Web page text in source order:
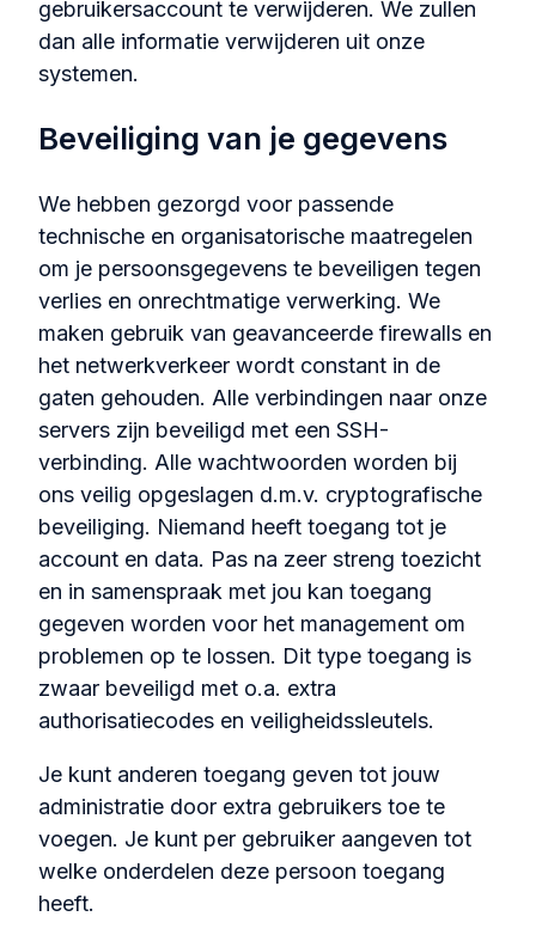
gebruikersaccount te verwijderen. We zullen
dan alle informatie verwijderen uit onze
systemen.
Beveiliging van je gegevens
We hebben gezorgd voor passende
technische en organisatorische maatregelen
om je persoonsgegevens te beveiligen tegen
verlies en onrechtmatige verwerking. We
maken gebruik van geavanceerde firewalls en
het netwerkverkeer wordt constant in de
gaten gehouden. Alle verbindingen naar onze
servers zijn beveiligd met een SSH-
verbinding. Alle wachtwoorden worden bij
ons veilig opgeslagen d.m.v. cryptografische
beveiliging. Niemand heeft toegang tot je
account en data. Pas na zeer streng toezicht
en in samenspraak met jou kan toegang
gegeven worden voor het management om
problemen op te lossen. Dit type toegang is
zwaar beveiligd met o.a. extra
authorisatiecodes en veiligheidssleutels.
Je kunt anderen toegang geven tot jouw
administratie door extra gebruikers toe te
voegen. Je kunt per gebruiker aangeven tot
welke onderdelen deze persoon toegang
heeft.